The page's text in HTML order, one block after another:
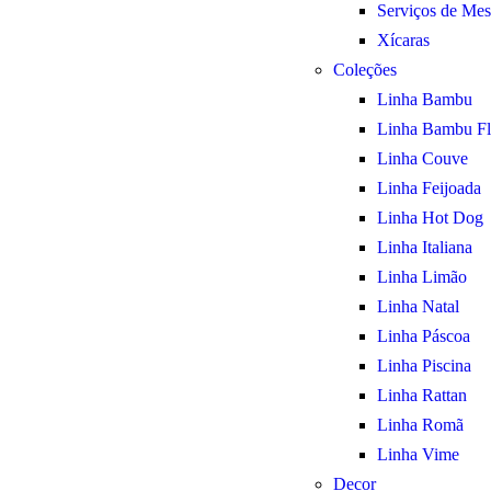
Serviços de
Xícaras
Coleções
Linha Bambu
Linha Bambu
Linha Couve
Linha Feijoada
Linha Hot Dog
Linha Italiana
Linha Limão
Linha Natal
Linha Páscoa
Linha Piscina
Linha Rattan
Linha Romã
Linha Vime
Decor